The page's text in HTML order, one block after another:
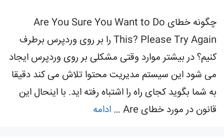
چگونه خطای Are You Sure You Want to Do
This? Please Try Again را بر روی وردپرس برطرف
کنیم؟ در بیشتر موارد وقتی مشکلی بر روی وردپرس ایجاد
می شود این سیستم مدیریت محتوا تلاش می کند دقیقا
به شما بگوید کجای راه را اشتباه رفته اید. با اینحال این
قانون در مورد خطای Are …
ادامه